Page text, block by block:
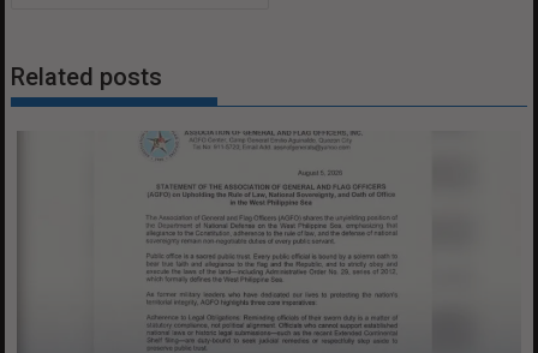
Related posts